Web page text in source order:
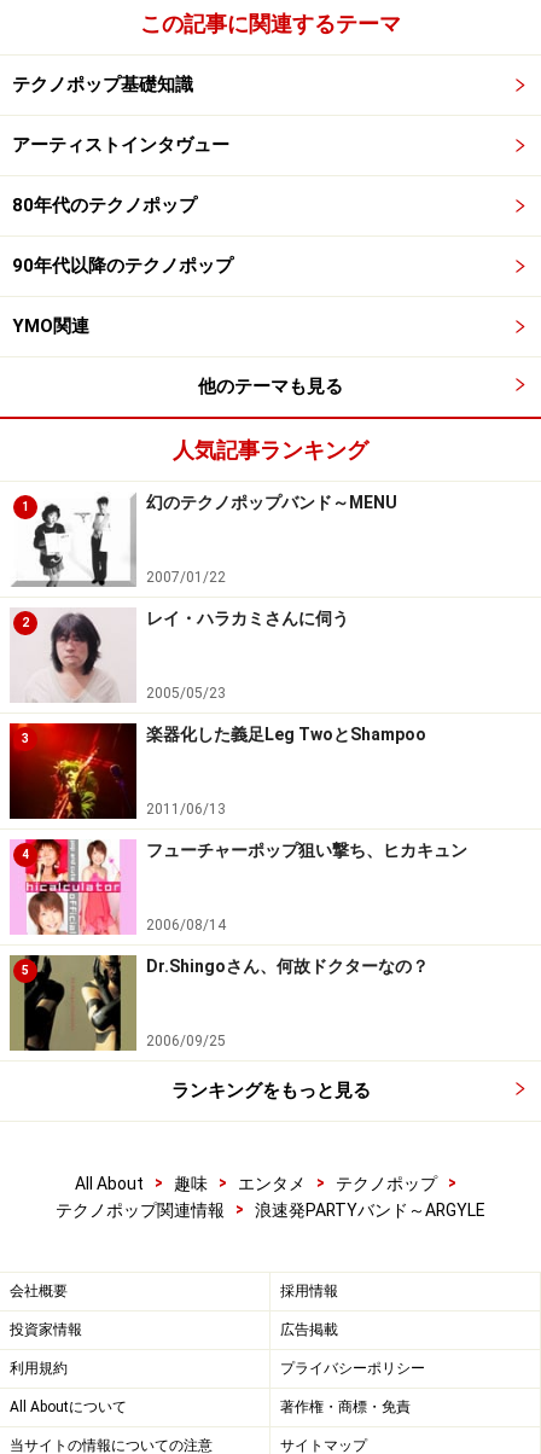
バリのテクノっ子であった」との証言がありますが、こ
はどのような出会いをされたでしょうか？ そのテクノ
っ子の甲斐さんがどうしてフリーソウルへと向かってい
たのでしょうか？
アーガイルちゃんの楽曲を真にご理解いただけている様
で、とても嬉しゅうゴザイマス！ ええ、ワシはバリバリ
すかね。進化してませんから（笑）。テクノとの出会い
はズバリY.M.O.です。当時小学生やったワシに姉が聴かせ
てくれたのがきっかけです。見事にハマリました。Y.M.O.
の御三方やその周辺のアーティストはそれぞれが色んな
音楽に精通されてるんで、それを辿っていくとこうなっ
た訳です。実はフリーソウル・シリーズのCDは１枚も持
ってなかったりしますが（笑）。
――ラストの「TOILET MANIAC」はスカでバッシッと決
められていますが・・・メンバーの方々は他のバンドで
も、スカ、ゴスペル、ブラスロックなどの幅広いジャン
ルの活動をされているようですね。
考えたら幅広いジャンルでの活動、ということなんでし
ょうけど自分の中では割と一直線上なんで、特別そんな
感じには思っていません。メンバーの他のバンドでの活
動は、 こちら をご参照下さい。
※記事内容は執筆時点のものです。最新の内容をご確認くださ
い。
1/2 次のページへ
この記事に関連するテーマ
テクノポップ基礎知識
アーティストインタヴュー
80年代のテクノポップ
90年代以降のテクノポップ
YMO関連
他のテーマも見る
人気記事ランキング
1 幻のテクノポップバンド～MENU
2007/01/22
2 レイ・ハラカミさんに伺う
2005/05/23
3 楽器化した義足Leg TwoとShampoo
2011/06/13
4 フューチャーポップ狙い撃ち、ヒカキュン
2006/08/14
5 Dr.Shingoさん、何故ドクターなの？
2006/09/25
ランキングをもっと見る
All About > 趣味 > エンタメ > テクノポップ
>
テクノポップ関連情報
> 浪速発PARTYバンド～ARGYLE
会社概要 採用情報
投資家情報 広告掲載
利用規約 プライバシーポリシー
All Aboutについて 著作権・商標・免責
当サイトの情報についての注意 サイトマップ